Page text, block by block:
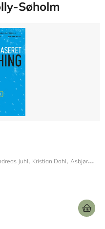
Søholm
Juhl Kristian Dahl Asbjørn Molly